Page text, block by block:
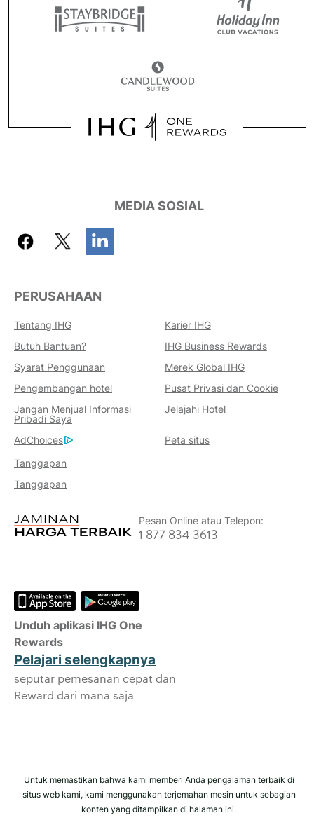
MEDIA SOSIAL
PERUSAHAAN
Tentang IHG
Karier IHG
Butuh Bantuan?
IHG Business Rewards
Syarat Penggunaan
Merek Global IHG
Pengembangan hotel
Pusat Privasi dan Cookie
Jangan Menjual Informasi
Pribadi Saya
Jelajahi Hotel
AdChoices
Peta situs
Tanggapan
Tanggapan
Pesan Online atau Telepon:
1 877 834 3613
Unduh aplikasi IHG One
Rewards
Pelajari selengkapnya
seputar pemesanan cepat dan
Reward dari mana saja
Keuntungan Memesan Dengan
Kami
Jaminan Harga Terbaik
Kami menjanjikan Anda harga terendah
yang tersedia secara online, atau kami
lima kali lipat poin IHG® One Rewards,
hingga maksimum 40.000 poin.
Jaminan Reservasi Online
Kamar Anda dijamin.
apa pun untuk melakukan reservasi
langsung dengan kami.
Privasi Data dan Keamanan Situs
IHG memperlakukan privasi Anda secara
serius dan berusaha melindungi Anda.
Semua informasi pribadi yang Anda
berikan dienkripsi dan aman.
Untuk memastikan bahwa kami memberi Anda pengalaman terbaik di
situs web kami, kami menggunakan terjemahan mesin untuk sebagian
konten yang ditampilkan di halaman ini.